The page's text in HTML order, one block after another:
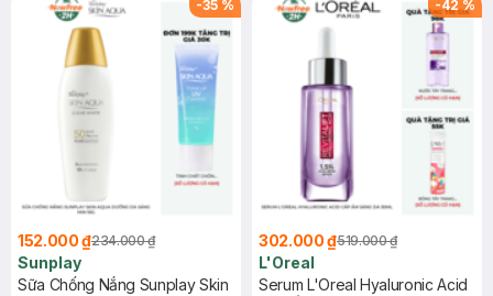
-35 %
152.000 ₫234.000 ₫
Sunplay
Sữa Chống Nắng Sunplay Skin
-42 %
302.000 ₫519.000 ₫
L'Oreal
Serum L'Oreal Hyaluronic Acid